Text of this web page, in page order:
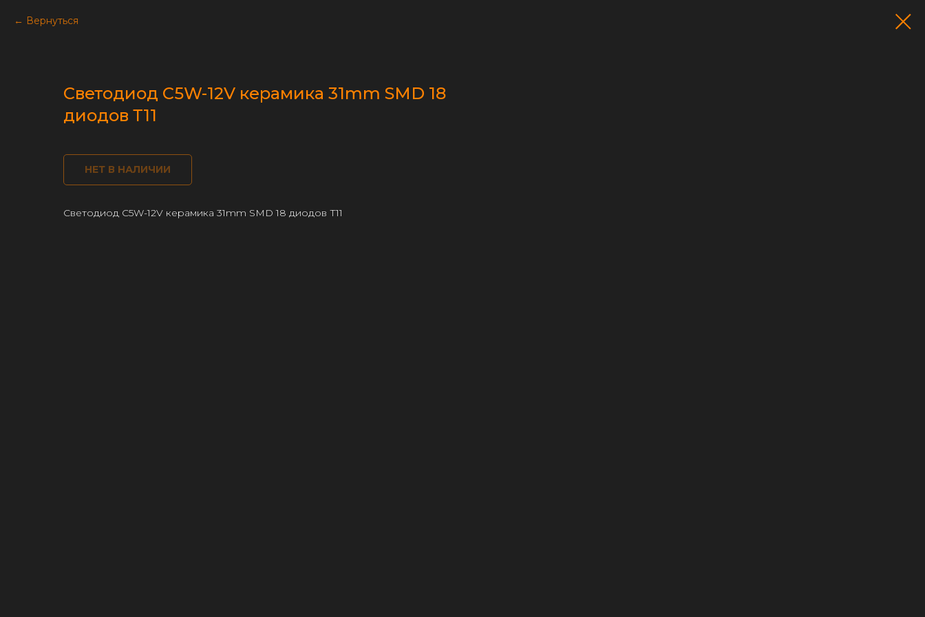
Вернуться
Светодиод C5W-12V керамика 31mm SMD 18
диодов Т11
НЕТ В НАЛИЧИИ
Светодиод C5W-12V керамика 31mm SMD 18 диодов Т11